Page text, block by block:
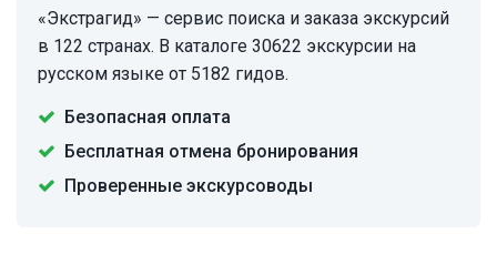
«Экстрагид» — сервис поиска и заказа экскурсий
в 122 странах. В каталоге 30622 экскурсии на
русском языке от 5182 гидов.
Безопасная оплата
Бесплатная отмена бронирования
Проверенные экскурсоводы